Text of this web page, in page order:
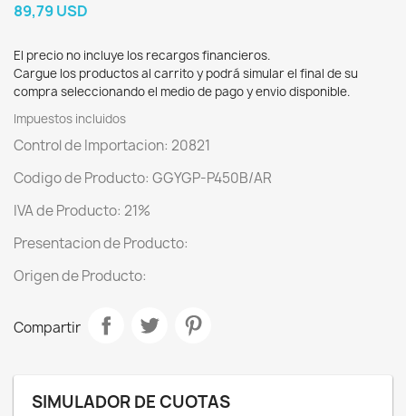
89,79 USD
El precio no incluye los recargos financieros.
Cargue los productos al carrito y podrá simular el final de su
compra seleccionando el medio de pago y envio disponible.
Impuestos incluidos
Control de Importacion: 20821
Codigo de Producto: GGYGP-P450B/AR
IVA de Producto: 21%
Presentacion de Producto:
Origen de Producto:
Compartir
SIMULADOR DE CUOTAS